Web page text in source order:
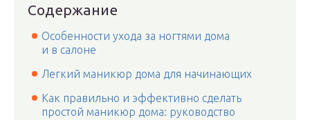
Содержание
Особенности ухода за ногтями дома
и в салоне
Легкий маникюр дома для начинающих
Как правильно и эффективно сделать
простой маникюр дома: руководство